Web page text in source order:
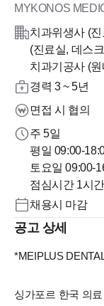
MYKONOS
치과위생사 (
(진료실, 데스
치과기공사 (
경력 3 ~ 5년
면접 시 협의
주 5일
평일 09:00-
토요일 09:00-
점심시간 1시간
채용시 마감
공고 상세
*MEIPLUS
싱가포르 한국 의